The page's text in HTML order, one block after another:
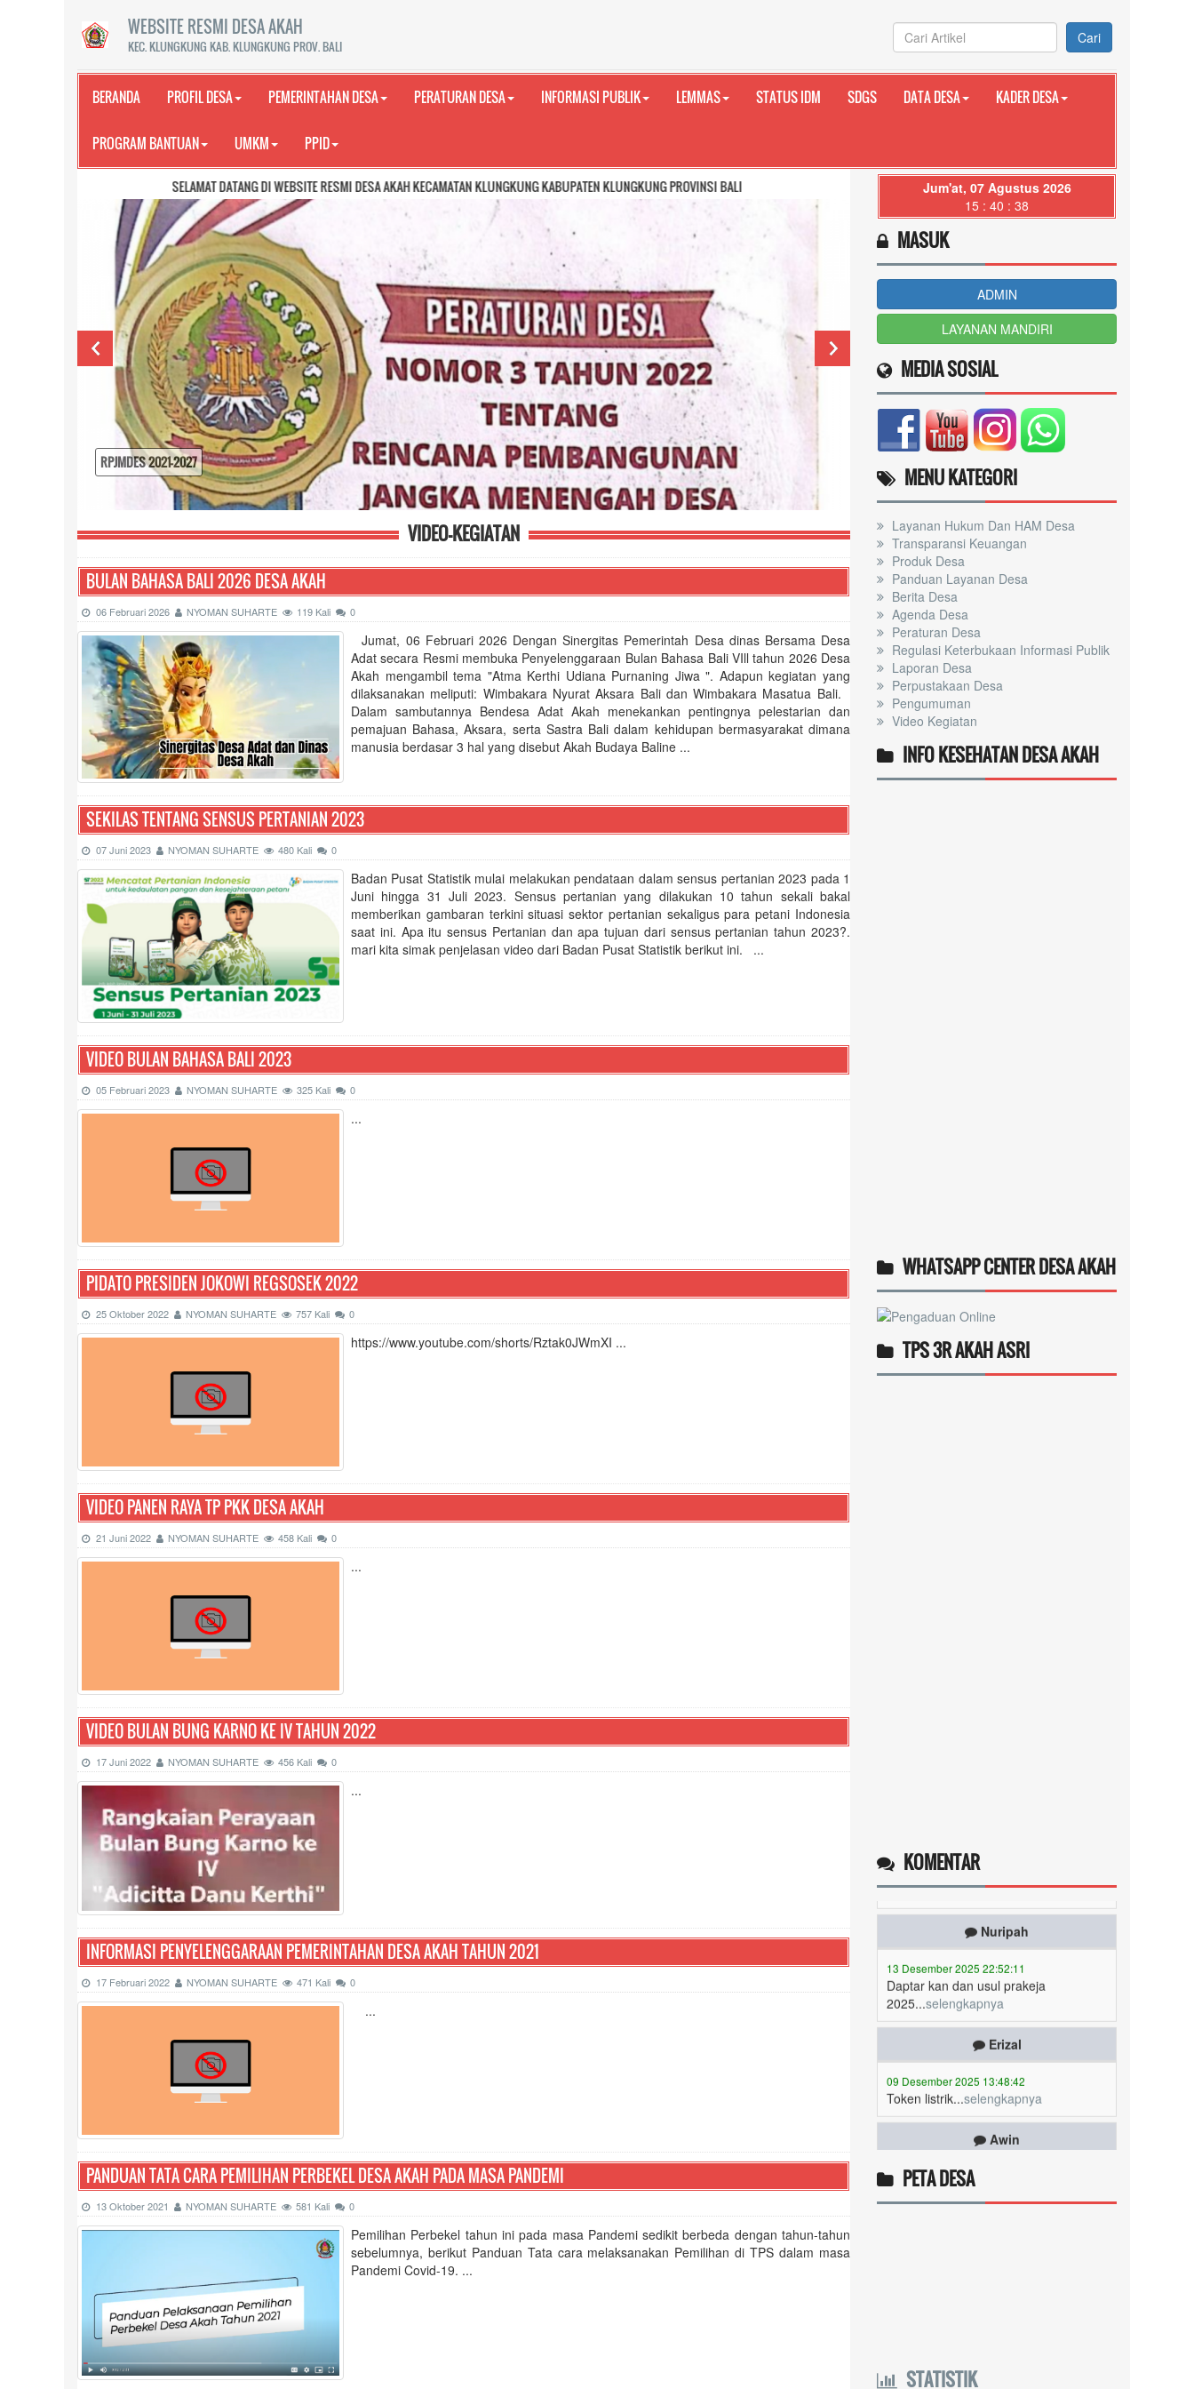
WEBSITE RESMI DESA AKAH
KEC. KLUNGKUNG KAB. KLUNGKUNG PROV. BALI Cari
BERANDA PROFIL DESA PEMERINTAHAN DESA PERATURAN DESA INFORMASI PUBLIK LEMMAS STATUS IDM SDGS DATA DESA KADER DESA
PROGRAM BANTUAN UMKM PPID
SELAMAT DATANG DI WEBSITE RESMI DESA AKAH KECAMATAN KLUNGKUNG KABUPATEN KLUNGKUNG PROVINSI BALI
RPJMDES 2021-2027
VIDEO-KEGIATAN
BULAN BAHASA BALI 2026 DESA AKAH
06 Februari 2026 NYOMAN SUHARTE 119 Kali 0
Jumat, 06 Februari 2026 Dengan Sinergitas Pemerintah Desa dinas Bersama Desa
Adat secara Resmi membuka Penyelenggaraan Bulan Bahasa Bali VIll tahun 2026 Desa
Akah mengambil tema "Atma Kerthi Udiana Purnaning Jiwa ". Adapun kegiatan yang
dilaksanakan meliputi: Wimbakara Nyurat Aksara Bali dan Wimbakara Masatua Bali.
Dalam sambutannya Bendesa Adat Akah menekankan pentingnya pelestarian dan
pemajuan Bahasa, Aksara, serta Sastra Bali dalam kehidupan bermasyarakat dimana
manusia berdasar 3 hal yang disebut Akah Budaya Baline ...
SEKILAS TENTANG SENSUS PERTANIAN 2023
07 Juni 2023 NYOMAN SUHARTE 480 Kali 0
Badan Pusat Statistik mulai melakukan pendataan dalam sensus pertanian 2023 pada 1
Juni hingga 31 Juli 2023. Sensus pertanian yang dilakukan 10 tahun sekali bakal
memberikan gambaran terkini situasi sektor pertanian sekaligus para petani Indonesia
saat ini. Apa itu sensus Pertanian dan apa tujuan dari sensus pertanian tahun 2023?.
mari kita simak penjelasan video dari Badan Pusat Statistik berikut ini. ...
VIDEO BULAN BAHASA BALI 2023
05 Februari 2023 NYOMAN SUHARTE 325 Kali 0
...
PIDATO PRESIDEN JOKOWI REGSOSEK 2022
25 Oktober 2022 NYOMAN SUHARTE 757 Kali 0
https://www.youtube.com/shorts/Rztak0JWmXI ...
VIDEO PANEN RAYA TP PKK DESA AKAH
21 Juni 2022 NYOMAN SUHARTE 458 Kali 0
...
VIDEO BULAN BUNG KARNO KE IV TAHUN 2022
17 Juni 2022 NYOMAN SUHARTE 456 Kali 0
...
INFORMASI PENYELENGGARAAN PEMERINTAHAN DESA AKAH TAHUN 2021
17 Februari 2022 NYOMAN SUHARTE 471 Kali 0
...
PANDUAN TATA CARA PEMILIHAN PERBEKEL DESA AKAH PADA MASA PANDEMI
13 Oktober 2021 NYOMAN SUHARTE 581 Kali 0
Pemilihan Perbekel tahun ini pada masa Pandemi sedikit berbeda dengan tahun-tahun
sebelumnya, berikut Panduan Tata cara melaksanakan Pemilihan di TPS dalam masa
Pandemi Covid-19. ...
Jum'at, 07 Agustus 2026
15 : 40 : 40
MASUK
ADMIN
LAYANAN MANDIRI
MEDIA SOSIAL
MENU KATEGORI
Layanan Hukum Dan HAM Desa
Transparansi Keuangan
Produk Desa
Panduan Layanan Desa
Berita Desa
Agenda Desa
Peraturan Desa
Regulasi Keterbukaan Informasi Publik
Laporan Desa
Perpustakaan Desa
Pengumuman
Video Kegiatan
INFO KESEHATAN DESA AKAH
WHATSAPP CENTER DESA AKAH
TPS 3R AKAH ASRI
KOMENTAR
Nuripah
13 Desember 2025 22:52:11
Daptar kan dan usul prakeja
Erizal
09 Desember 2025 13:48:42
selengkapnya
Awin
06 Desember 2025 18:38:17
Pulsa gratis ...selengkapnya
Musriadi
PETA DESA
STATISTIK